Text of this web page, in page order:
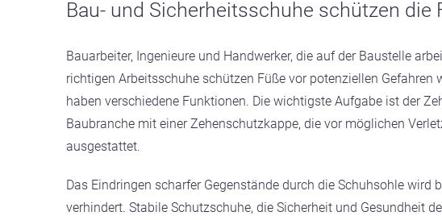
Bau- und Sicherheitsschuhe schützen die
Bauarbeiter, Ingenieure und Handwerker, die auf der Baustelle
richtigen Arbeitsschuhe schützen Füße vor potenziellen
haben verschiedene Funktionen. Die wichtigste Aufgabe ist der
Baubranche mit einer Zehenschutzkappe, die vor möglichen
ausgestattet.
Das Eindringen scharfer Gegenstände durch die Schuhsohle
verhindert. Stabile Schutzschuhe, die Sicherheit und Gesundheit